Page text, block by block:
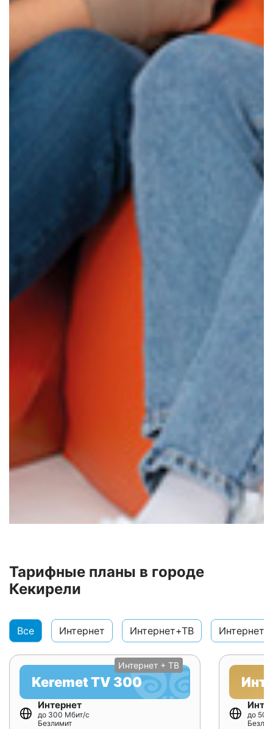
Тарифные планы в городе
Кекирели
Все Интернет Интернет+ТВ
Интернет + ТВ
Keremet TV 300
Интернет
до 300 Мбит/с
Безлимит
до